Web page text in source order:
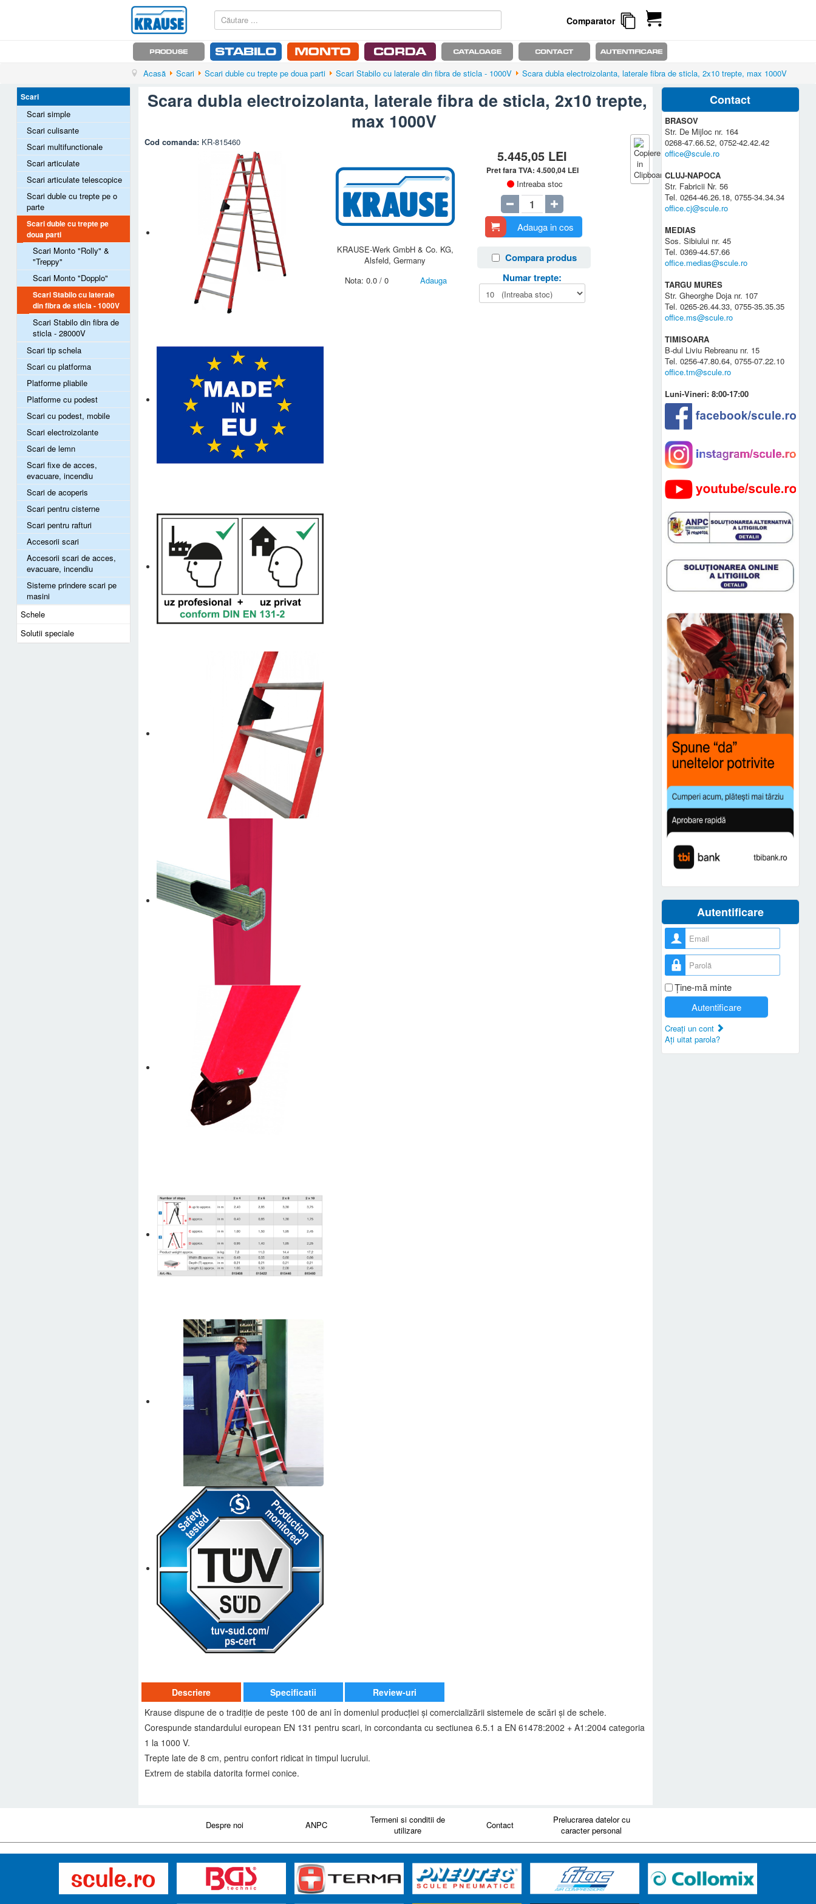
Comparator
Acasă Scari Scari duble cu trepte pe doua parti Scari Stabilo cu laterale din fibra de sticla - 1000V Scara dubla electroizolanta, laterale fibra de sticla, 2x10 trepte, max 1000V
Scari
Scari simple
Scari culisante
Scari multifunctionale
Scari articulate
Scari articulate telescopice
Scari duble cu trepte pe o
parte
Scari duble cu trepte pe
doua parti
Scari Monto "Rolly" &
"Treppy"
Scari Monto "Dopplo"
Scari Stabilo cu laterale
din fibra de sticla - 1000V
Scari Stabilo din fibra de
sticla - 28000V
Scari tip schela
Scari cu platforma
Platforme pliabile
Platforme cu podest
Scari cu podest, mobile
Scari electroizolante
Scari de lemn
Scari fixe de acces,
evacuare, incendiu
Scari de acoperis
Scari pentru cisterne
Scari pentru rafturi
Accesorii scari
Accesorii scari de acces,
evacuare, incendiu
Sisteme prindere scari pe
masini
Schele
Solutii speciale
Scara dubla electroizolanta, laterale fibra de sticla, 2x10 trepte,
max 1000V
Cod comanda: KR-815460
KRAUSE-Werk GmbH & Co. KG,
Alsfeld, Germany
Nota:0.0/ 0 Adauga
5.445,05 LEI
Pret fara TVA: 4.500,04 LEI
Intreaba stoc
Adauga in cos
Compara produs
Numar trepte:
Descriere
Krause dispune de o tradiţie de peste 100 de ani în domeniul producţiei şi comercializării sistemele de scări şi de schele.
Corespunde standardului european EN 131 pentru scari, in corcondanta cu sectiunea 6.5.1 a EN 61478:2002 + A1:2004 categoria
1 la 1000 V.
Trepte late de 8 cm, pentru confort ridicat in timpul lucrului.
Extrem de stabila datorita formei conice.
Specificatii Review-uri
Contact
BRASOV
Str. De Mijloc nr. 164
0268-47.66.52, 0752-42.42.42
office@scule.ro
CLUJ-NAPOCA
Str. Fabricii Nr. 56
Tel. 0264-46.26.18, 0755-34.34.34
office.cj@scule.ro
MEDIAS
Sos. Sibiului nr. 45
Tel. 0369-44.57.66
office.medias@scule.ro
TARGU MURES
Str. Gheorghe Doja nr. 107
Tel. 0265-26.44.33, 0755-35.35.35
office.ms@scule.ro
TIMISOARA
B-dul Liviu Rebreanu nr. 15
Tel. 0256-47.80.64, 0755-07.22.10
office.tm@scule.ro
Luni-Vineri: 8:00-17:00
Autentificare
Nume utilizator
Parolă
Ţine-mă minte
Autentificare
Creaţi un cont
Aţi uitat parola?
Despre noi ANPC
Termeni si conditii de
utilizare
Contact
Prelucrarea datelor cu
caracter personal